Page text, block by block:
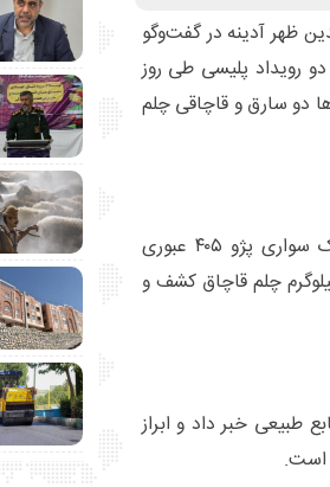
ظهر آدینه در گفت‌وگو
دو رویداد پلیسی طی روز
دو سارق و قاچاقی چلم
وی با بیان اینکه مأموران انتظامی پاسگاه فولاد محله به یک سواری پژو ۴۰۵ عبوری
و آن را متوقف کردند، افزود: از این خودرو ۵۰۰ کیلوگرم چلم قاچاق کشف و
طبیعی خبر داد و ابراز
است.